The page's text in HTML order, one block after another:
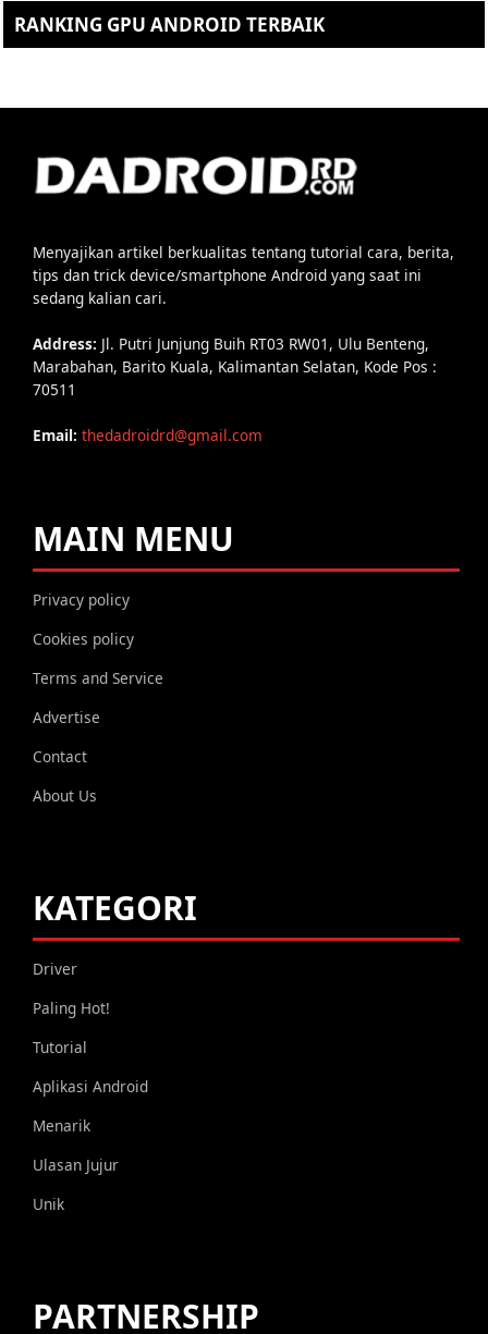
RANKING GPU ANDROID TERBAIK
Menyajikan artikel berkualitas tentang tutorial cara, berita,
tips dan trick device/smartphone Android yang saat ini
sedang kalian cari.
Address: Jl. Putri Junjung Buih RT03 RW01, Ulu Benteng,
Marabahan, Barito Kuala, Kalimantan Selatan, Kode Pos :
70511
Email: thedadroidrd@gmail.com
MAIN MENU
Privacy policy
Cookies policy
Terms and Service
Advertise
Contact
About Us
KATEGORI
Driver
Paling Hot!
Tutorial
Aplikasi Android
Menarik
Ulasan Jujur
Unik
PARTNERSHIP